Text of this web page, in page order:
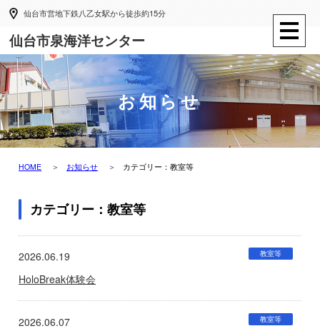
仙台市営地下鉄八乙女駅から徒歩約15分
仙台市泉海洋センター
お知らせ
HOME お知らせ カテゴリー：教室等
カテゴリー：教室等
2026.06.19 教室等
HoloBreak体験会
2026.06.07 教室等